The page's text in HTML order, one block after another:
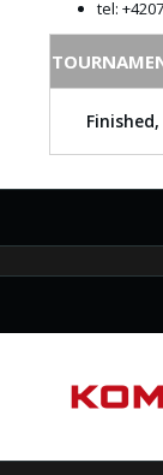
tel: